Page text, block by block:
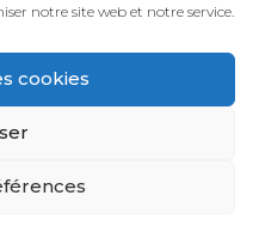
notre site web et notre service.
cookies